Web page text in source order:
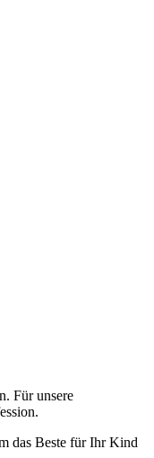
Für unsere
das Beste für Ihr Kind